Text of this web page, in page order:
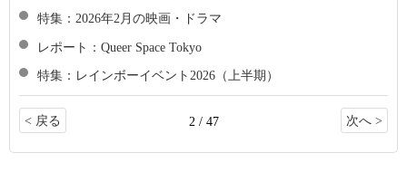
特集：2026年2月の映画・ドラマ
レポート：Queer Space Tokyo
特集：レインボーイベント2026（上半期）
< 戻る 2 / 47 次へ >